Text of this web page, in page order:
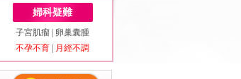
婦科疑難
子宮肌瘤
卵巢囊腫
不孕不育
月經不調